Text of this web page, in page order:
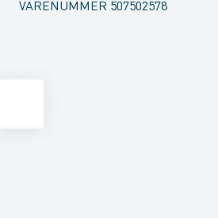
VARENUMMER 507502578